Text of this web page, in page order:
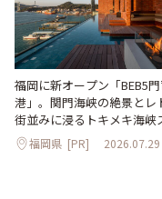
福岡に新オープン「BEB5
港」。関門海峡の絶景とレ
街並みに浸るトキメキ海峡
福岡県 [PR] 2026.07.29